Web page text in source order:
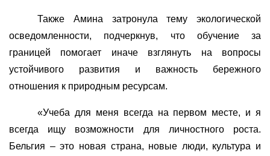
Также Амина затронула тему экологической
осведомленности, подчеркнув, что обучение за
границей помогает иначе взглянуть на вопросы
устойчивого развития и важность бережного
отношения к природным ресурсам.
«Учеба для меня всегда на первом месте, и я
всегда ищу возможности для личностного роста.
Бельгия – это новая страна, новые люди, культура и